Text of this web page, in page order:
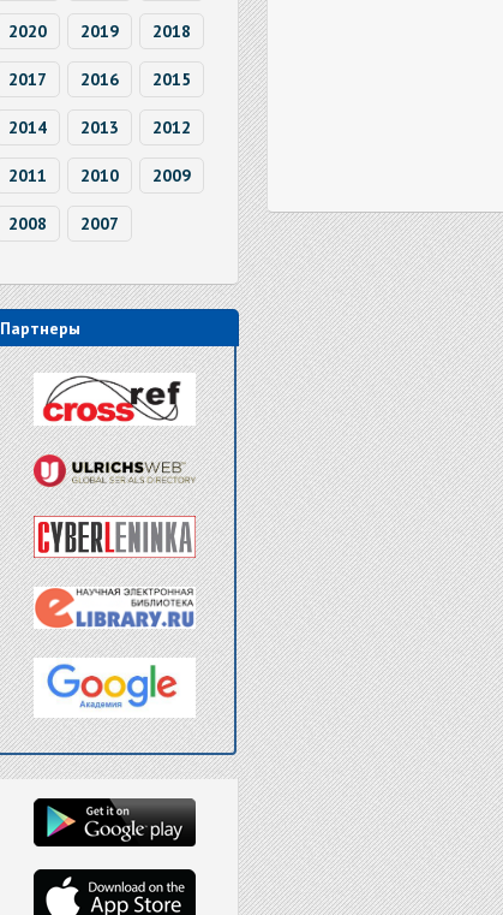
2020 2019 2018
2017 2016 2015
2014 2013 2012
2011 2010 2009
2008 2007
Партнеры